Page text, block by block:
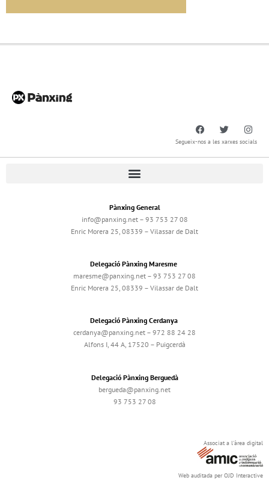
Segueix-nos a les xarxes socials
Pànxing General
info@panxing.net – 93 753 27 08
Enric Morera 25, 08339 – Vilassar de Dalt
Delegació Pànxing Maresme
maresme@panxing.net – 93 753 27 08
Enric Morera 25, 08339 – Vilassar de Dalt
Delegació Pànxing Cerdanya
cerdanya@panxing.net – 972 88 24 28
Alfons I, 44 A, 17520 – Puigcerdà
Delegació Pànxing Berguedà
bergueda@panxing.net
93 753 27 08
Associat a l'àrea digital
Web auditada per OJD Interactive